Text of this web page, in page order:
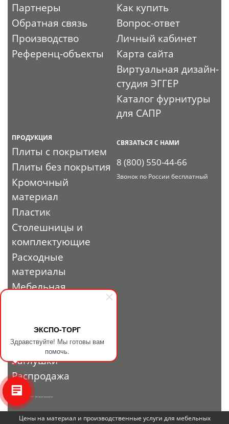
ЭКСПО-ТОРГ
Здравствуйте! Мы готовы вам
помочь.
Партнеры
Обратная связь
Производство
Референц-объекты
Как купить
Вопрос-ответ
Личный кабинет
Карта сайта
Виртуальная дизайн-
студия ЭГГЕР
Каталог фурнитуры
для САПР
ПРОДУКЦИЯ
Плиты с покрытием
Плиты без покрытия
Кромочный
материал
Пластик
Столешницы и
комплектующие
Расходные
материалы
Мебельная
профиль и
фурнитура
Заглушки
Распродажа
СВЯЗАТЬСЯ С НАМИ
8 (800) 550-44-66
Звонок по России бесплатный
© 2010 - 2026. ЭКСПО-ТОРГ. Все права защищены.
Цены на материал и производственные услуги для мебельных